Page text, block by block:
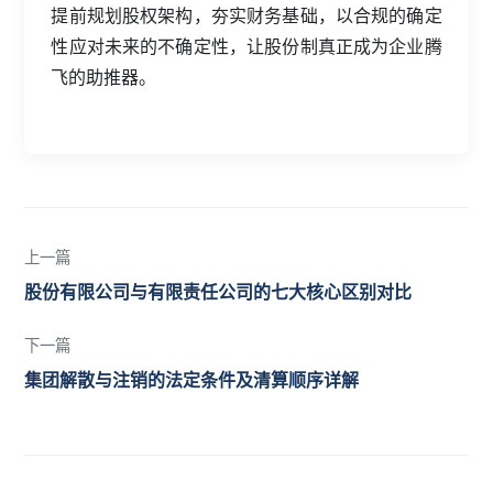
提前规划股权架构，夯实财务基础，以合规的确定
性应对未来的不确定性，让股份制真正成为企业腾
飞的助推器。
上一篇
股份有限公司与有限责任公司的七大核心区别对比
下一篇
集团解散与注销的法定条件及清算顺序详解